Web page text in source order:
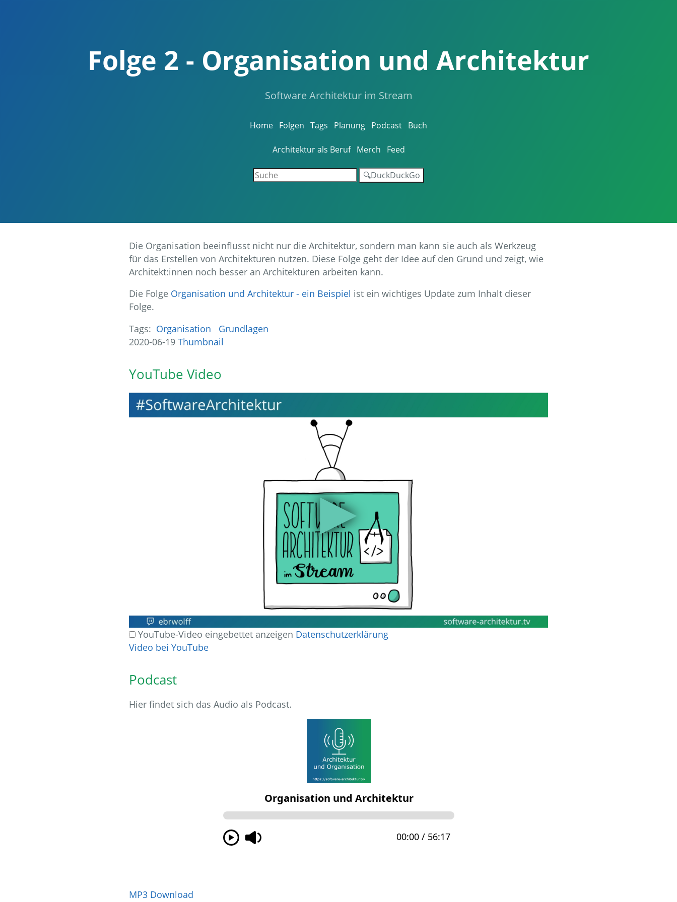
Folge 2 - Organisation und Architektur
Software Architektur im Stream
Home Folgen Tags Planung Podcast Buch
Architektur als Beruf Merch Feed
🔍DuckDuckGo
Die Organisation beeinflusst nicht nur die Architektur, sondern man kann sie auch als Werkzeug
für das Erstellen von Architekturen nutzen. Diese Folge geht der Idee auf den Grund und zeigt, wie
Architekt:innen noch besser an Architekturen arbeiten kann.
Die Folge Organisation und Architektur - ein Beispiel ist ein wichtiges Update zum Inhalt dieser
Folge.
Tags: Organisation
Grundlagen
2020-06-19 Thumbnail
YouTube Video
▶
YouTube-Video eingebettet anzeigen Datenschutzerklärung
Video bei YouTube
Podcast
Hier findet sich das Audio als Podcast.
MP3 Download